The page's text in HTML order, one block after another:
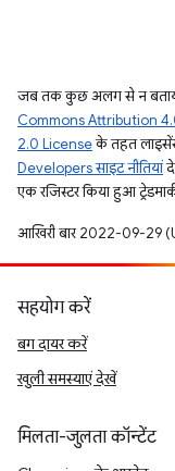
जब तक कुछ अलग से न
Commons Attribution
2.0 Licenseके तहत लाइसेंस
Developers साइट नीतियां
एक रजिस्टर किया हुआ
आखिरी बार 2022-09-29
सहयोग करें
बग दायर करें
खुली समस्याएं देखें
मिलता-जुलता कॉन्टेंट